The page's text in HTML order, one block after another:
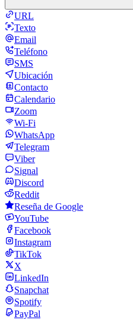
URL
Texto
Email
Teléfono
SMS
Ubicación
Contacto
Calendario
Zoom
Wi-Fi
WhatsApp
Telegram
Viber
Signal
Discord
Reddit
Reseña de Google
YouTube
Facebook
Instagram
TikTok
X
LinkedIn
Snapchat
Spotify
PayPal